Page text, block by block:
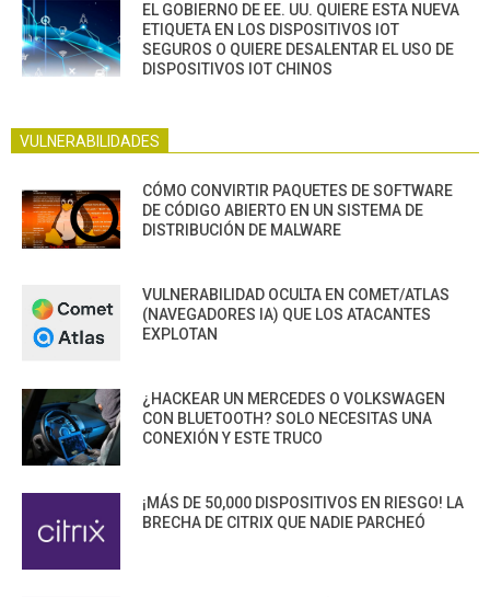
EL GOBIERNO DE EE. UU. QUIERE ESTA NUEVA
ETIQUETA EN LOS DISPOSITIVOS IOT
SEGUROS O QUIERE DESALENTAR EL USO DE
DISPOSITIVOS IOT CHINOS
VULNERABILIDADES
CÓMO CONVIRTIR PAQUETES DE SOFTWARE
DE CÓDIGO ABIERTO EN UN SISTEMA DE
DISTRIBUCIÓN DE MALWARE
VULNERABILIDAD OCULTA EN COMET/ATLAS
(NAVEGADORES IA) QUE LOS ATACANTES
EXPLOTAN
¿HACKEAR UN MERCEDES O VOLKSWAGEN
CON BLUETOOTH? SOLO NECESITAS UNA
CONEXIÓN Y ESTE TRUCO
¡MÁS DE 50,000 DISPOSITIVOS EN RIESGO! LA
BRECHA DE CITRIX QUE NADIE PARCHEÓ